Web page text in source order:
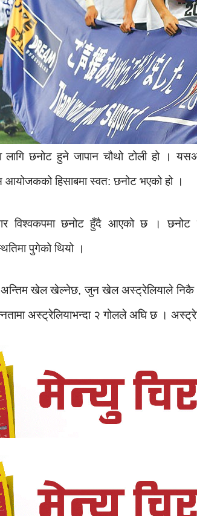
छनोट हुने जापान चौथो टोली हो ।
हिसाबमा स्वत: छनोट भएको हो ।
विश्वकपमा छनोट हुँदै आएको छ । छनोट
पुगेको थियो ।
खेल खेल्नेछ, जुन खेल अस्ट्रेलियाले निकै
अस्ट्रेलियाभन्दा २ गोलले अघि छ ।